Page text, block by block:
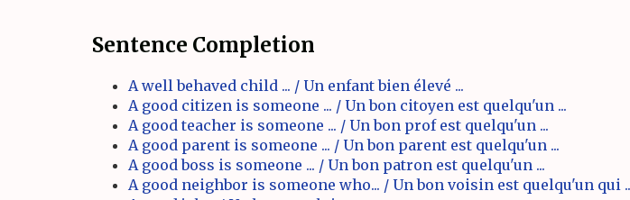
Sentence Completion
A well behaved child ... / Un enfant bien élevé ...
A good citizen is someone ... / Un bon citoyen est quelqu'un ...
A good teacher is someone ... / Un bon prof est quelqu'un ...
A good parent is someone ... / Un bon parent est quelqu'un ...
A good boss is someone ... / Un bon patron est quelqu'un ...
A good neighbor is someone who... / Un bon voisin est quelqu'un qui